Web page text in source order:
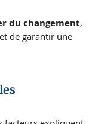
du changement,
de garantir une